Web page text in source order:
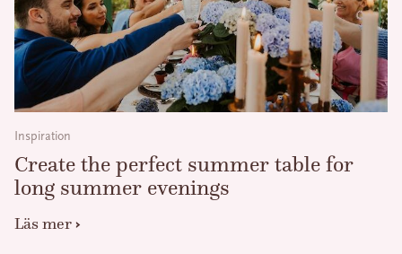
Inspiration
Create the perfect summer table for
long summer evenings
Läs mer